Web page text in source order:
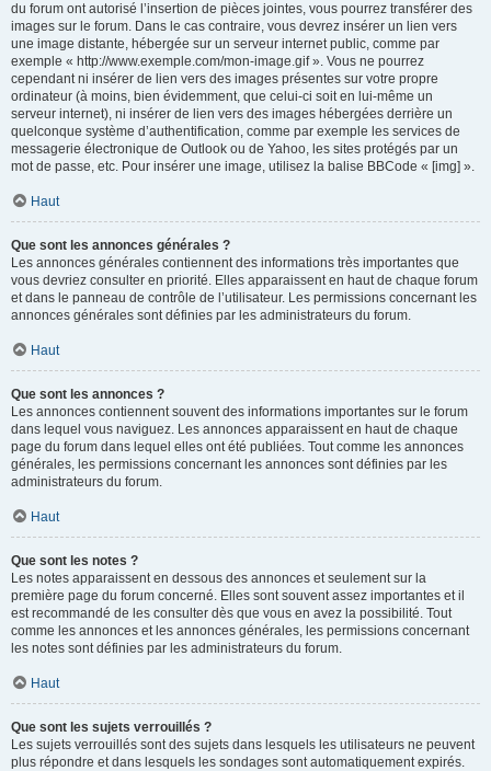
du forum ont autorisé l’insertion de pièces jointes, vous pourrez transférer des
images sur le forum. Dans le cas contraire, vous devrez insérer un lien vers
une image distante, hébergée sur un serveur internet public, comme par
exemple « http://www.exemple.com/mon-image.gif ». Vous ne pourrez
cependant ni insérer de lien vers des images présentes sur votre propre
ordinateur (à moins, bien évidemment, que celui-ci soit en lui-même un
serveur internet), ni insérer de lien vers des images hébergées derrière un
quelconque système d’authentification, comme par exemple les services de
messagerie électronique de Outlook ou de Yahoo, les sites protégés par un
mot de passe, etc. Pour insérer une image, utilisez la balise BBCode « [img] ».
Haut
Que sont les annonces générales ?
Les annonces générales contiennent des informations très importantes que
vous devriez consulter en priorité. Elles apparaissent en haut de chaque forum
et dans le panneau de contrôle de l’utilisateur. Les permissions concernant les
annonces générales sont définies par les administrateurs du forum.
Haut
Que sont les annonces ?
Les annonces contiennent souvent des informations importantes sur le forum
dans lequel vous naviguez. Les annonces apparaissent en haut de chaque
page du forum dans lequel elles ont été publiées. Tout comme les annonces
générales, les permissions concernant les annonces sont définies par les
administrateurs du forum.
Haut
Que sont les notes ?
Les notes apparaissent en dessous des annonces et seulement sur la
première page du forum concerné. Elles sont souvent assez importantes et il
est recommandé de les consulter dès que vous en avez la possibilité. Tout
comme les annonces et les annonces générales, les permissions concernant
les notes sont définies par les administrateurs du forum.
Haut
Que sont les sujets verrouillés ?
Les sujets verrouillés sont des sujets dans lesquels les utilisateurs ne peuvent
plus répondre et dans lesquels les sondages sont automatiquement expirés.